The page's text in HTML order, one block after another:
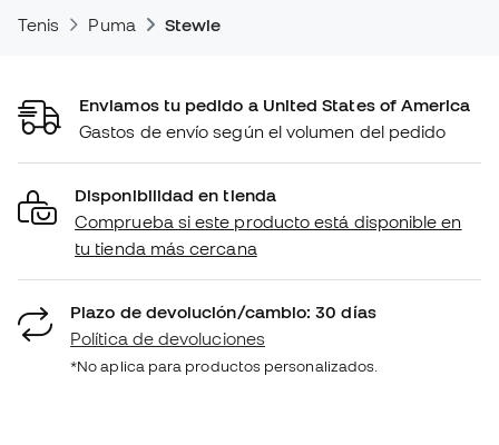
Tenis Puma Stewie
Enviamos tu pedido a United States of America
Gastos de envío según el volumen del pedido
Disponibilidad en tienda
Comprueba si este producto está disponible en
tu tienda más cercana
Plazo de devolución/cambio: 30 días
Política de devoluciones
*No aplica para productos personalizados.